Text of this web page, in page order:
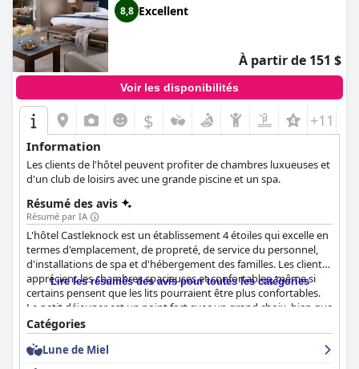
8,8 Excellent
À partir de 151 $
Voir les disponibilités
$ +11
Information
Les clients de l'hôtel peuvent profiter de chambres luxueuses et
d'un club de loisirs avec une grande piscine et un spa.
Résumé des avis
Résumé par IA
L'hôtel Castleknock est un établissement 4 étoiles qui excelle en
termes d'emplacement, de propreté, de service du personnel,
d'installations de spa et d'hébergement des familles. Les clients
apprécient les chambres spacieuses et confortables, même si
certains pensent que les lits pourraient être plus confortables.
Le petit déjeuner est un point fort avec un grand choix, bien que
certains clients trouvent que le bacon est de mauvaise qualité.
Le dîner reçoit des critiques mitigées. La salle de sport et la
piscine de l'hôtel sont fantastiques, mais la piscine peut être
bondée. L'hôtel est très bien situé, mais il faut prendre les
Lire les résumés des avis pour toutes les catégories
Catégories
Lune de Miel